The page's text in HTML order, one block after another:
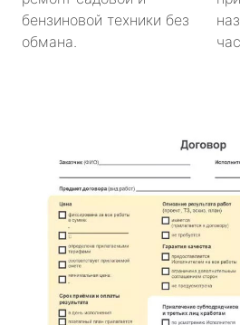
бензиновой техники без
обмана.